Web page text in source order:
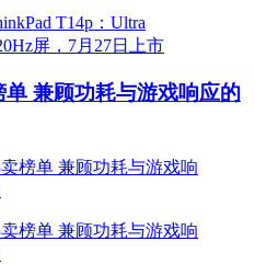
单 兼顾功耗与游戏响应的